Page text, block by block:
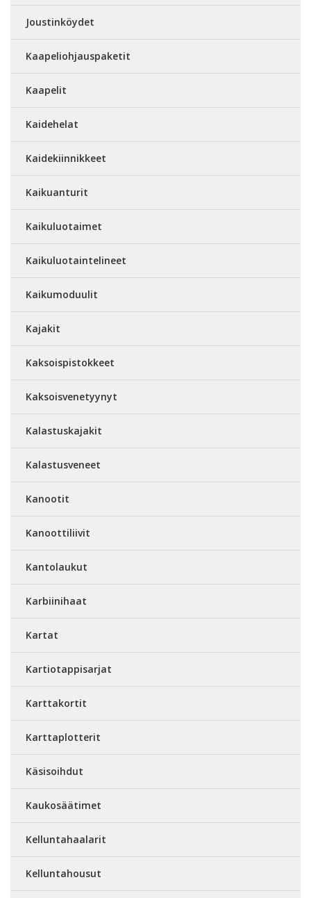
Joustinköydet
Kaapeliohjauspaketit
Kaapelit
Kaidehelat
Kaidekiinnikkeet
Kaikuanturit
Kaikuluotaimet
Kaikuluotaintelineet
Kaikumoduulit
Kajakit
Kaksoispistokkeet
Kaksoisvenetyynyt
Kalastuskajakit
Kalastusveneet
Kanootit
Kanoottiliivit
Kantolaukut
Karbiinihaat
Kartat
Kartiotappisarjat
Karttakortit
Karttaplotterit
Käsisoihdut
Kaukosäätimet
Kelluntahaalarit
Kelluntahousut